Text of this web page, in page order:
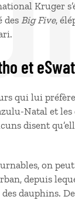
Kruger
des Big Five,
et
qui lui
Natal et les
disent
on
depuis
dauphins.